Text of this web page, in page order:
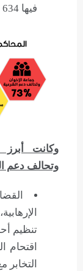
فيها 634 مواطن مدني.
وكانت أبرز
وتحالف دعم
تنظيم
اقتحام